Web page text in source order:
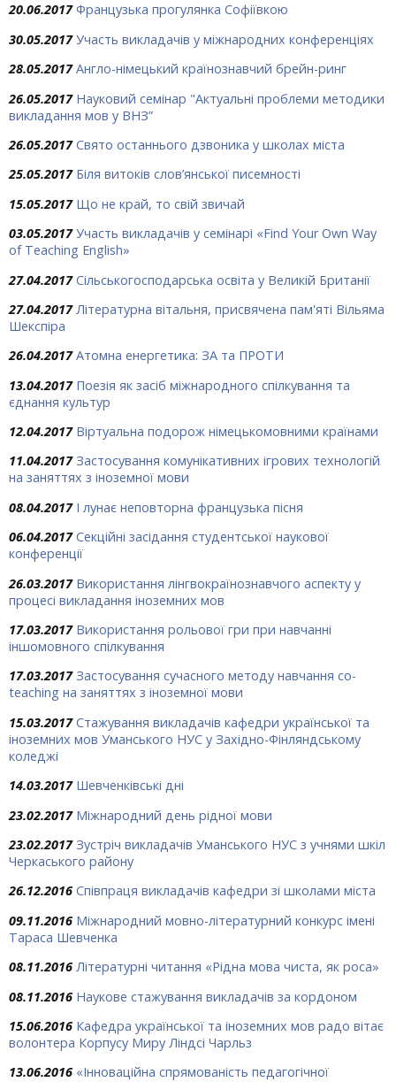
20.06.2017 Французька прогулянка Софіївкою
30.05.2017 Участь викладачів у міжнародних конференціях
28.05.2017 Англо-німецький країнознавчий брейн-ринг
26.05.2017 Науковий семінар "Актуальні проблеми методики
викладання мов у ВНЗ”
26.05.2017 Свято останнього дзвоника у школах міста
25.05.2017 Біля витоків слов’янської писемності
15.05.2017 Що не край, то свій звичай
03.05.2017 Участь викладачів у семінарі «Find Your Own Way
of Teaching English»
27.04.2017 Сільськогосподарська освіта у Великій Британії
27.04.2017 Літературна вітальня, присвячена пам'яті Вільяма
Шекспіра
26.04.2017 Атомна енергетика: ЗА та ПРОТИ
13.04.2017 Поезія як засіб міжнародного спілкування та
єднання культур
12.04.2017 Віртуальна подорож німецькомовними країнами
11.04.2017 Застосування комунікативних ігрових технологій
на заняттях з іноземної мови
08.04.2017 І лунає неповторна французька пісня
06.04.2017 Секційні засідання студентської наукової
конференції
26.03.2017 Використання лінгвокраїнознавчого аспекту у
процесі викладання іноземних мов
17.03.2017 Використання рольової гри при навчанні
іншомовного спілкування
17.03.2017 Застосування сучасного методу навчання co-
teaching на заняттях з іноземної мови
15.03.2017 Стажування викладачів кафедри української та
іноземних мов Уманського НУС у Західно-Фінляндському
коледжі
14.03.2017 Шевченківські дні
23.02.2017 Міжнародний день рідної мови
23.02.2017 Зустріч викладачів Уманського НУС з учнями шкіл
Черкаського району
26.12.2016 Співпраця викладачів кафедри зі школами міста
09.11.2016 Міжнародний мовно-літературний конкурс імені
Тараса Шевченка
08.11.2016 Літературні читання «Рідна мова чиста, як роса»
08.11.2016 Наукове стажування викладачів за кордоном
15.06.2016 Кафедра української та іноземних мов радо вітає
волонтера Корпусу Миру Ліндсі Чарльз
13.06.2016 «Інноваційна спрямованість педагогічної